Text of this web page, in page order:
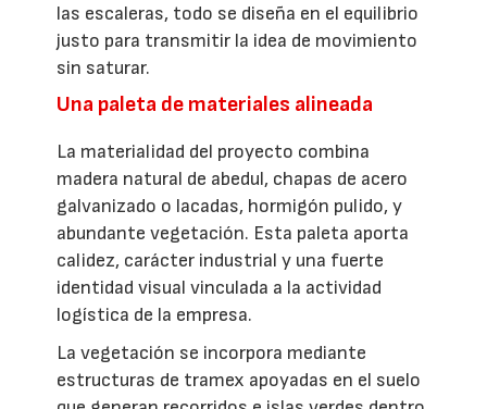
las escaleras, todo se diseña en el equilibrio
justo para transmitir la idea de movimiento
sin saturar.
Una paleta de materiales alineada
La materialidad del proyecto combina
madera natural de abedul, chapas de acero
galvanizado o lacadas, hormigón pulido, y
abundante vegetación. Esta paleta aporta
calidez, carácter industrial y una fuerte
identidad visual vinculada a la actividad
logística de la empresa.
La vegetación se incorpora mediante
estructuras de tramex apoyadas en el suelo